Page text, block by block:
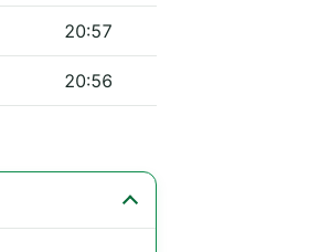
20:57
20:56